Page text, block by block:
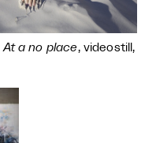
At a no place, videostill,